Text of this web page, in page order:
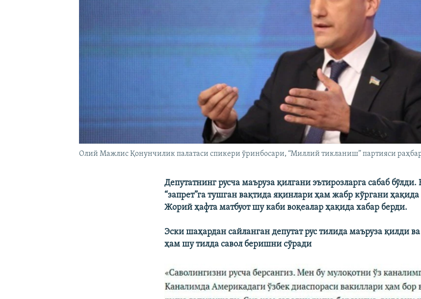
Олий Мажлис Қонунчилик палатаси cпикери ўринбосари, “Миллий тикланиш” партияси
Депутатнинг русча маъруза қилгани эътирозларга сабаб
“запрет”га тушган вақтида яқинлари ҳам жабр кўргани ҳақида
Жорий ҳафта матбуот шу каби воқеалар ҳақида хабар берди.
Эски шаҳардан сайланган депутат рус тилида маъруза қилди
ҳам шу тилда савол беришни сўради